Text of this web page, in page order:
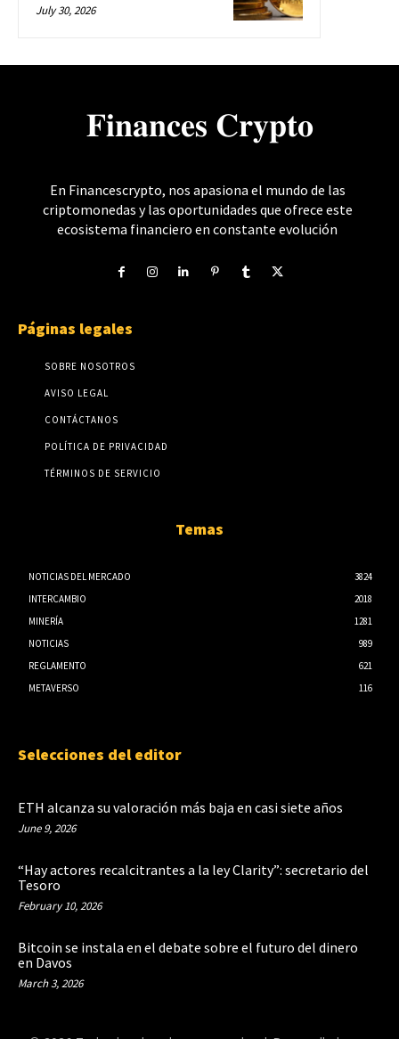
July 30, 2026
𝐅𝐢𝐧𝐚𝐧𝐜𝐞𝐬 𝐂𝐫𝐲𝐩𝐭𝐨
En Financescrypto, nos apasiona el mundo de las
criptomonedas y las oportunidades que ofrece este
ecosistema financiero en constante evolución
Páginas legales
SOBRE NOSOTROS
AVISO LEGAL
CONTÁCTANOS
POLÍTICA DE PRIVACIDAD
TÉRMINOS DE SERVICIO
Temas
NOTICIAS DEL MERCADO
3824
INTERCAMBIO
2018
MINERÍA
1281
NOTICIAS
989
REGLAMENTO
621
METAVERSO
116
Selecciones del editor
ETH alcanza su valoración más baja en casi siete años
June 9, 2026
“Hay actores recalcitrantes a la ley Clarity”: secretario del
Tesoro
February 10, 2026
Bitcoin se instala en el debate sobre el futuro del dinero
en Davos
March 3, 2026